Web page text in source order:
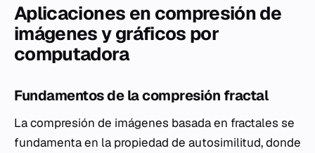
Aplicaciones en compresión de
imágenes y gráficos por
computadora
Fundamentos de la compresión fractal
La compresión de imágenes basada en fractales se
fundamenta en la propiedad de autosimilitud, donde